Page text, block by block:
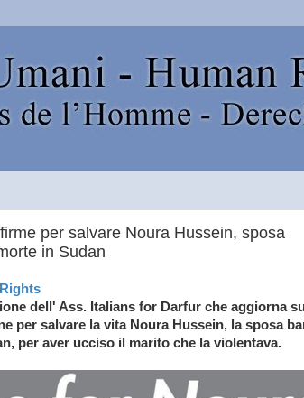
per salvare Noura Hussein, sposa
in Sudan
dell' Ass. Italians for Darfur che aggiorna
per salvare la vita Noura Hussein, la sposa
per aver ucciso il marito che la violentava.